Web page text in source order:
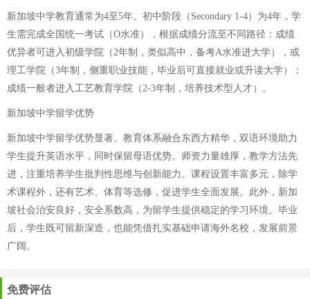
新加坡中学教育通常为4至5年。初中阶段（Secondary 1-4）为4年，学
生需完成全国统一考试（O水准），根据成绩分流至不同路径：成绩
优异者可进入初级学院（2年制，类似高中，备考A水准进大学），或
理工学院（3年制，侧重职业技能，毕业后可直接就业或升读大学）；
成绩一般者进入工艺教育学院（2-3年制，培养技术型人才）。
新加坡中学留学优势
新加坡中学留学优势显著。教育体系融合东西方精华，双语环境助力
学生提升英语水平，同时保留母语优势。师资力量雄厚，教学方法先
进，注重培养学生批判性思维与创新能力。课程设置丰富多元，除学
术课程外，还有艺术、体育等选修，促进学生全面发展。此外，新加
坡社会治安良好，安全系数高，为留学生提供稳定的学习环境。毕业
后，学生既可留新深造，也能凭借扎实基础申请海外名校，发展前景
广阔。
免费评估